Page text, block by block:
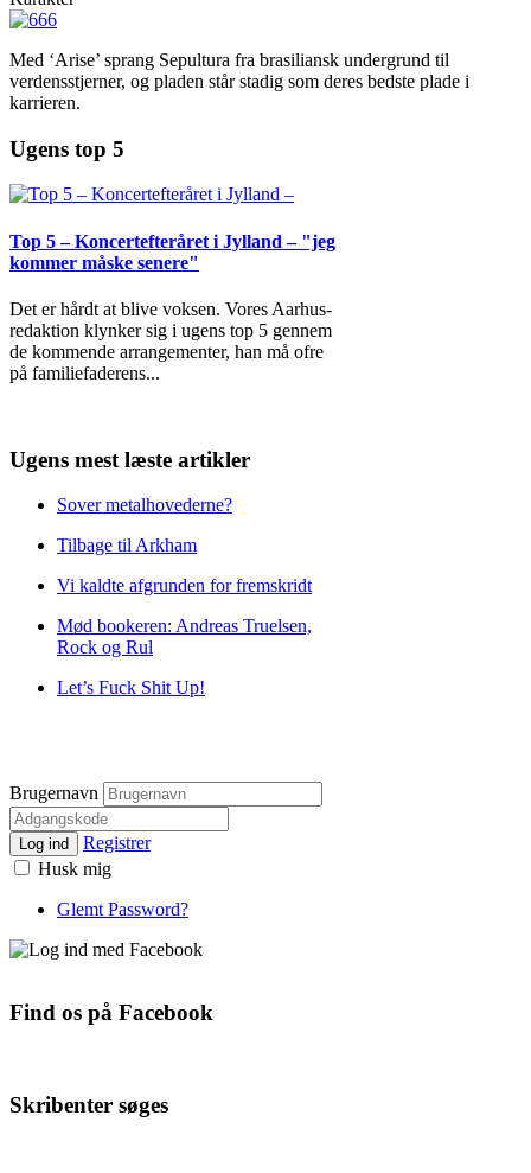
Med ‘Arise’ sprang Sepultura fra brasiliansk undergrund til
verdensstjerner, og pladen står stadig som deres bedste plade i
karrieren.
Ugens top 5
Top 5 – Koncertefteråret i Jylland – "jeg
kommer måske senere"
Det er hårdt at blive voksen. Vores Aarhus-
redaktion klynker sig i ugens top 5 gennem
de kommende arrangementer, han må ofre
på familiefaderens...
Ugens mest læste artikler
Sover metalhovederne?
Tilbage til Arkham
Vi kaldte afgrunden for fremskridt
Mød bookeren: Andreas Truelsen,
Rock og Rul
Let’s Fuck Shit Up!
Brugernavn
Log ind
Registrer
Husk mig
Glemt Password?
Find os på Facebook
Skribenter søges